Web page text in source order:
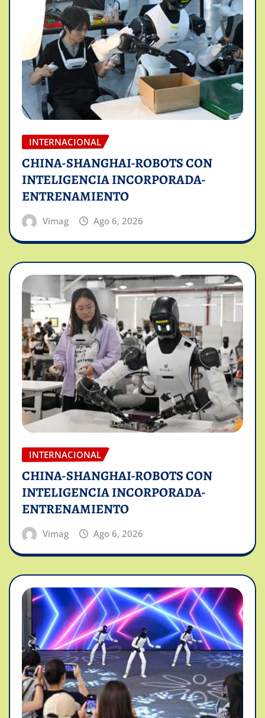
INTERNACIONAL
CHINA-SHANGHAI-ROBOTS CON
INTELIGENCIA INCORPORADA-
ENTRENAMIENTO
Vimag Ago 6, 2026
INTERNACIONAL
CHINA-SHANGHAI-ROBOTS CON
INTELIGENCIA INCORPORADA-
ENTRENAMIENTO
Vimag Ago 6, 2026